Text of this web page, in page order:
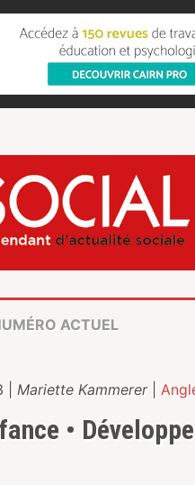
ACTUEL
| Mariette Kammerer
•